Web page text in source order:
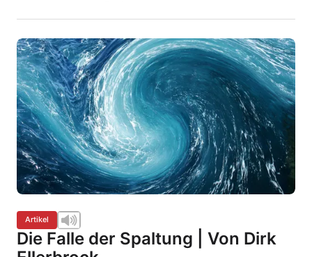
Artikel
Die Falle der Spaltung | Von Dirk